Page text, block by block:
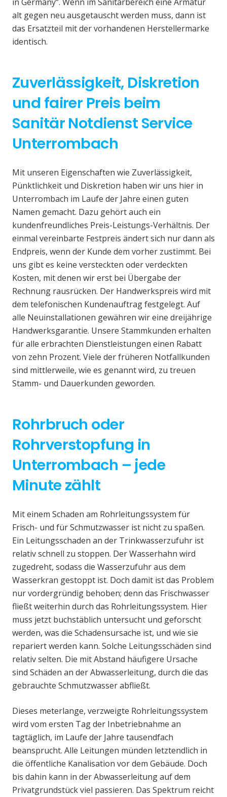
alt gegen neu ausgetauscht werden muss, dann ist
das Ersatzteil mit der vorhandenen Herstellermarke
identisch.
Zuverlässigkeit, Diskretion
und fairer Preis beim
Sanitär Notdienst Service
Unterrombach
Mit unseren Eigenschaften wie Zuverlässigkeit,
Pünktlichkeit und Diskretion haben wir uns hier in
Unterrombach im Laufe der Jahre einen guten
Namen gemacht. Dazu gehört auch ein
kundenfreundliches Preis-Leistungs-Verhältnis. Der
einmal vereinbarte Festpreis ändert sich nur dann als
Endpreis, wenn der Kunde dem vorher zustimmt. Bei
uns gibt es keine versteckten oder verdeckten
Kosten, mit denen wir erst bei Übergabe der
Rechnung rausrücken. Der Handwerkspreis wird mit
dem telefonischen Kundenauftrag festgelegt. Auf
alle Neuinstallationen gewähren wir eine dreijährige
Handwerksgarantie. Unsere Stammkunden erhalten
für alle erbrachten Dienstleistungen einen Rabatt
von zehn Prozent. Viele der früheren Notfallkunden
sind mittlerweile, wie es genannt wird, zu treuen
Stamm- und Dauerkunden geworden.
Rohrbruch oder
Rohrverstopfung in
Unterrombach – jede
Minute zählt
Mit einem Schaden am Rohrleitungssystem für
Frisch- und für Schmutzwasser ist nicht zu spaßen.
Ein Leitungsschaden an der Trinkwasserzufuhr ist
relativ schnell zu stoppen. Der Wasserhahn wird
zugedreht, sodass die Wasserzufuhr aus dem
Wasserkran gestoppt ist. Doch damit ist das Problem
nur vordergründig behoben; denn das Frischwasser
fließt weiterhin durch das Rohrleitungssystem. Hier
muss jetzt buchstäblich untersucht und geforscht
werden, was die Schadensursache ist, und wie sie
repariert werden kann. Solche Leitungsschäden sind
relativ selten. Die mit Abstand häufigere Ursache
sind Schäden an der Abwasserleitung, durch die das
gebrauchte Schmutzwasser abfließt.
Dieses meterlange, verzweigte Rohrleitungssystem
wird vom ersten Tag der Inbetriebnahme an
tagtäglich, im Laufe der Jahre tausendfach
beansprucht. Alle Leitungen münden letztendlich in
die öffentliche Kanalisation vor dem Gebäude. Doch
bis dahin kann in der Abwasserleitung auf dem
Privatgrundstück viel passieren. Das Spektrum reicht